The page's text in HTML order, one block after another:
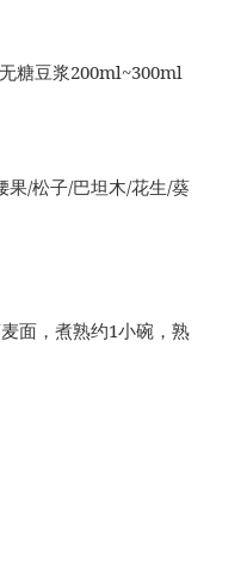
糖豆浆200ml~300ml
果/松子/巴坦木/花生/葵
面，煮熟约1小碗，熟